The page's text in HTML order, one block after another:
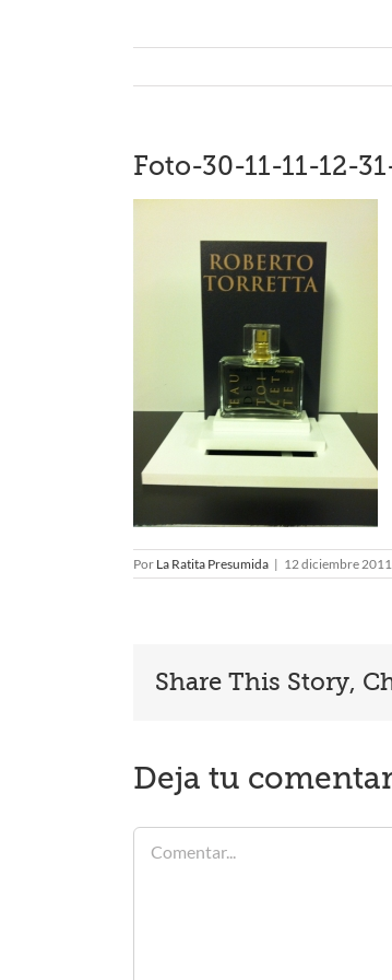
Foto-30-11-11-12-
Por La Ratita Presumida | 12 diciembre 2011
Share This Story,
Deja tu
Comentar